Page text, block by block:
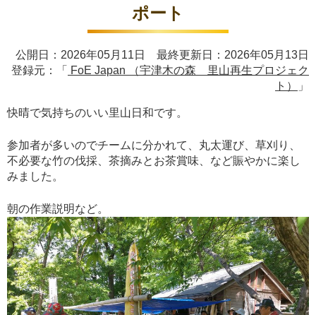
ポート
公開日：2026年05月11日 最終更新日：2026年05月13日
登録元：「
FoE Japan （宇津木の森 里山再生プロジェク
ト）
」
快晴で気持ちのいい里山日和です。
参加者が多いのでチームに分かれて、丸太運び、草刈り、
不必要な竹の伐採、茶摘みとお茶賞味、など賑やかに楽し
みました。
朝の作業説明など。